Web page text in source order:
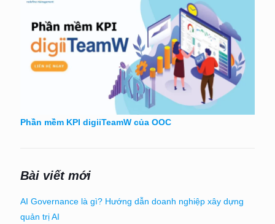
Phần mềm KPI digiiTeamW của OOC
Bài viết mới
AI Governance là gì? Hướng dẫn doanh nghiệp xây dựng
quản trị AI